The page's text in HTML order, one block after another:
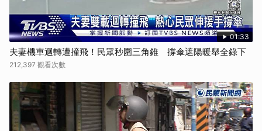
01:33
夫妻機車迴轉遭撞飛！民眾秒圍三角錐 撐傘遮陽暖舉全錄下
212,397 觀看次數